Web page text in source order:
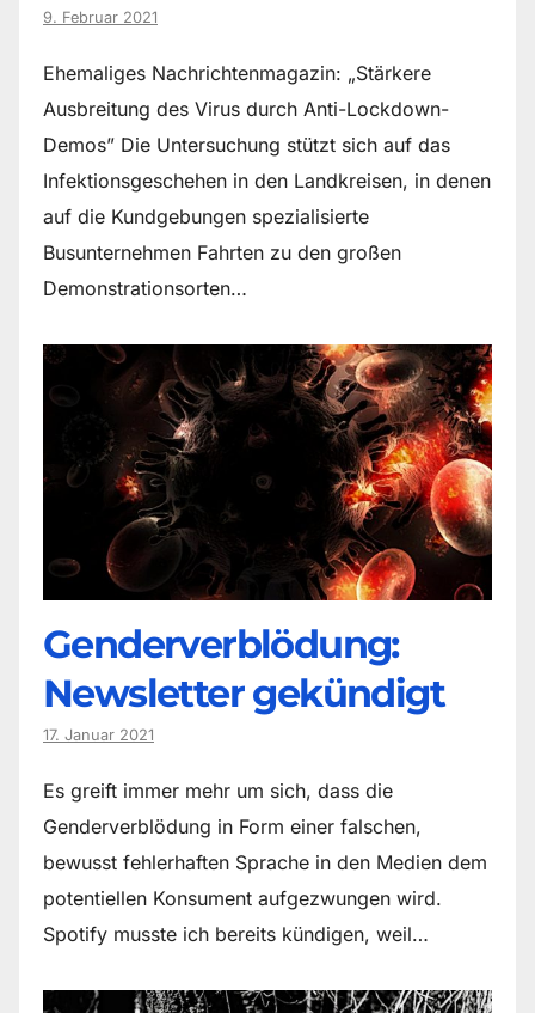
9. Februar 2021
Ehemaliges Nachrichtenmagazin: „Stärkere
Ausbreitung des Virus durch Anti-Lockdown-
Demos” Die Untersuchung stützt sich auf das
Infektionsgeschehen in den Landkreisen, in denen
auf die Kundgebungen spezialisierte
Busunternehmen Fahrten zu den großen
Demonstrationsorten…
Genderverblödung:
Newsletter gekündigt
17. Januar 2021
Es greift immer mehr um sich, dass die
Genderverblödung in Form einer falschen,
bewusst fehlerhaften Sprache in den Medien dem
potentiellen Konsument aufgezwungen wird.
Spotify musste ich bereits kündigen, weil…